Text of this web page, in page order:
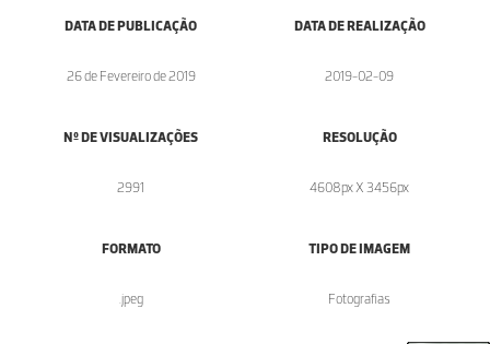
DATA DE PUBLICAÇÃO
26 de Fevereiro de 2019
DATA DE REALIZAÇÃO
2019-02-09
Nº DE VISUALIZAÇÕES
2991
RESOLUÇÃO
4608px X 3456px
FORMATO
.jpeg
TIPO DE IMAGEM
Fotografias